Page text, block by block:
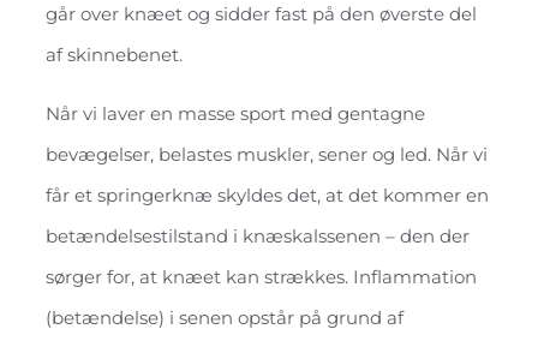
går over knæet og sidder fast på den øverste del
af skinnebenet.
Når vi laver en masse sport med gentagne
bevægelser, belastes muskler, sener og led. Når vi
får et springerknæ skyldes det, at det kommer en
betændelsestilstand i knæskalssenen – den der
sørger for, at knæet kan strækkes. Inflammation
(betændelse) i senen opstår på grund af